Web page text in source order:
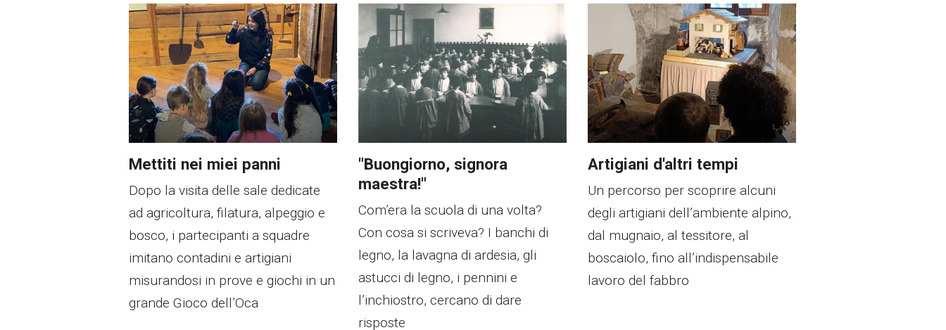
Mettiti nei miei panni
Dopo la visita delle sale dedicate
ad agricoltura, filatura, alpeggio e
bosco, i partecipanti a squadre
imitano contadini e artigiani
misurandosi in prove e giochi in un
grande Gioco dell’Oca
"Buongiorno, signora
maestra!"
Com’era la scuola di una volta?
Con cosa si scriveva? I banchi di
legno, la lavagna di ardesia, gli
astucci di legno, i pennini e
l’inchiostro, cercano di dare
risposte
Artigiani d'altri tempi
Un percorso per scoprire alcuni
degli artigiani dell’ambiente alpino,
dal mugnaio, al tessitore, al
boscaiolo, fino all’indispensabile
lavoro del fabbro